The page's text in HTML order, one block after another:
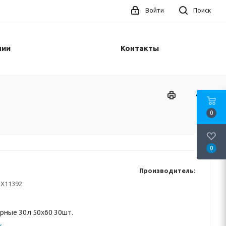
Поиск
Войти
Контакты
Производитель:
30л 50x60 30шт.
0
0